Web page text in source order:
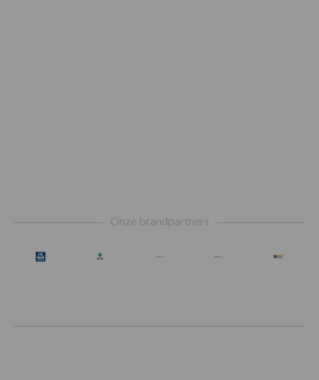
Onze brandpartners